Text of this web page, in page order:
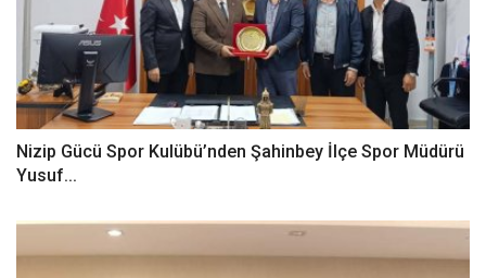
Nizip Gücü Spor Kulübü’nden Şahinbey İlçe Spor Müdürü
Yusuf...